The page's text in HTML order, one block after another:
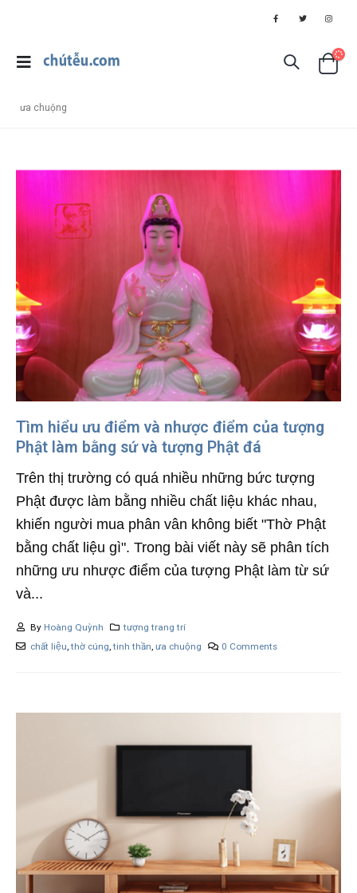
ưa chuộng
Tìm hiểu ưu điểm và nhược điểm của tượng
Phật làm bằng sứ và tượng Phật đá
Trên thị trường có quá nhiều những bức tượng
Phật được làm bằng nhiều chất liệu khác nhau,
khiến người mua phân vân không biết "Thờ Phật
bằng chất liệu gì". Trong bài viết này sẽ phân tích
những ưu nhược điểm của tượng Phật làm từ sứ
và...
By Hoàng Quỳnh
tượng trang trí
chất liệu,thờ cúng,tinh thần, ưa chuộng 0 Comments